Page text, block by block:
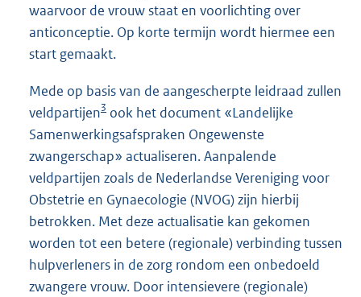
waarvoor de vrouw staat en voorlichting over
anticonceptie. Op korte termijn wordt hiermee een
start gemaakt.
Mede op basis van de aangescherpte leidraad zullen
veldpartijen3 ook het document «Landelijke
Samenwerkingsafspraken Ongewenste
zwangerschap» actualiseren. Aanpalende
veldpartijen zoals de Nederlandse Vereniging voor
Obstetrie en Gynaecologie (NVOG) zijn hierbij
betrokken. Met deze actualisatie kan gekomen
worden tot een betere (regionale) verbinding tussen
hulpverleners in de zorg rondom een onbedoeld
zwangere vrouw. Door intensievere (regionale)